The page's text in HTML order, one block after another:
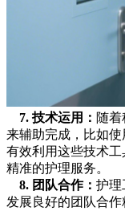
7. 技术运用： 随
来辅助完成，比如
有效利用这些技术
精准的护理服务。
8. 团队合作： 护理
发展良好的团队合